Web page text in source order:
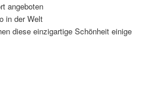
angeboten
in der Welt
diese einzigartige Schönheit einige